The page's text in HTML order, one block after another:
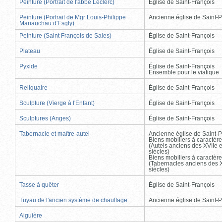
Peinture (Portrait de l'abbé Leclerc) Église de Saint-François
Peinture (Portrait de Mgr Louis-Philippe
Mariauchau d'Esgly)
Ancienne église de Saint-
Peinture (Saint François de Sales) Église de Saint-François
Plateau Église de Saint-François
Pyxide
Église de Saint-François
Ensemble pour le viatique
Reliquaire Église de Saint-François
Sculpture (Vierge à l'Enfant) Église de Saint-François
Sculptures (Anges) Église de Saint-François
Tabernacle et maître-autel
Ancienne église de Saint-
Biens mobiliers à
(Autels anciens des XVIIe
siècles)
Biens mobiliers à
(Tabernacles anciens des
siècles)
Tasse à quêter Église de Saint-François
Tuyau de l'ancien système de chauffage Ancienne église de Saint-
Aiguière